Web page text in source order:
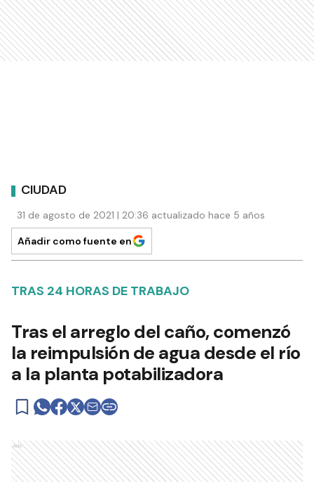
CIUDAD
31 de agosto de 2021 | 20:36 actualizado hace 5 años
Añadir como fuente en
TRAS 24 HORAS DE TRABAJO
Tras el arreglo del caño, comenzó
la reimpulsión de agua desde el río
a la planta potabilizadora
Ads